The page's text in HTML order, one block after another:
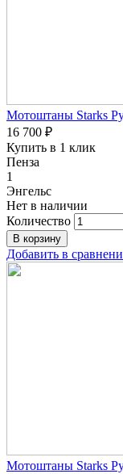
Мотоштаны Starks
16 700 ₽
Купить в 1 клик
Пенза
1
Энгельс
Нет в наличии
Количество
Добавить в
Мотоштаны Starks